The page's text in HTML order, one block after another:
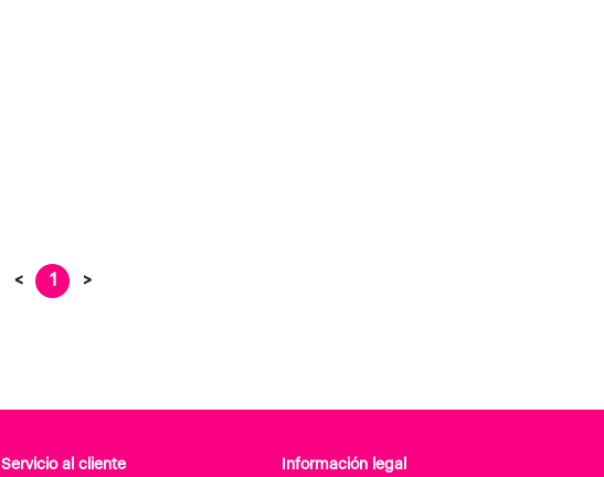
< 1 >
Servicio al cliente Información legal